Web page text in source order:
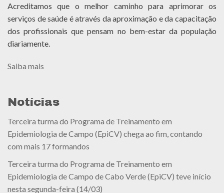
Acreditamos que o melhor caminho para aprimorar os
serviços de saúde é através da aproximação e da capacitação
dos profissionais que pensam no bem-estar da população
diariamente.
Saiba mais
Notícias
Terceira turma do Programa de Treinamento em
Epidemiologia de Campo (EpiCV) chega ao fim, contando
com mais 17 formandos
Terceira turma do Programa de Treinamento em
Epidemiologia de Campo de Cabo Verde (EpiCV) teve início
nesta segunda-feira (14/03)